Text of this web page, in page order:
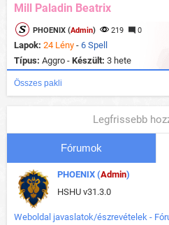
Mill Paladin Beatrix
PHOENIX (Admin) 219 0
Lapok: 24 Lény - 6 Spell
Típus: Aggro - Készült: 3 hete
Összes pakli
Legfrissebb
Fórumok
PHOENIX (Admin)
HSHU v31.3.0
Weboldal javaslatok/észrevételek -